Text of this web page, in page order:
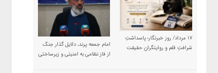
۱۷ مرداد/ روز خبرنگار؛ پاسداشتِ
شرافتِ قلم و روایتگرانِ حقیقت
امام جمعه پرند، دلایل گذار جنگ
از فاز نظامی به امنیتی و زیرساختی